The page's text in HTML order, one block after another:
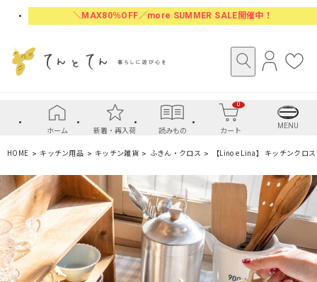
＼MAX80％OFF／more SUMMER SALE開催中！
に
入
り
ホーム 新着・再入荷 読みもの カート
0
MENU
HOME キッチン用品 キッチン雑貨 ふきん・クロス 【Lino e Lina】 キッチンクロ